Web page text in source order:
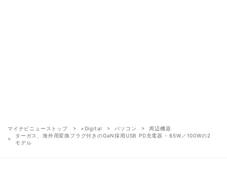
マイナビニューストップ +Digital パソコン
周辺機器
ターガス、海外用変換プラグ付きのGaN採用USB PD充電器 - 65W／100Wの2
モデル